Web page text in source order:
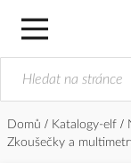
Domů Katalogy-elf
Zkoušečky a